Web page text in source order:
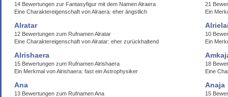
14 Bewertungen zur Fantasyfigur mit dem Namen Alraera
Eine Charaktereigenschaft von Alraera: eher ängstlich
21
Ein
Alratar
12 Bewertungen zum Rufnamen Alratar
Eine Charaktereigenschaft von Alratar: eher zurückhaltend
10
Ein
Alrishaera
15 Bewertungen zum Rufnamen Alrishaera
Ein Merkmal von Alrishaera: fast ein Astrophysiker
18
Eine
Ana
13 Bewertungen zum Rufnamen Ana
Anaja
15